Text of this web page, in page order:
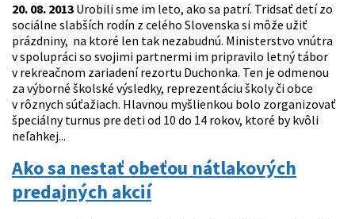
20. 08. 2013 Urobili sme im leto, ako sa patrí. Tridsať detí zo
sociálne slabších rodín z celého Slovenska si môže užiť
prázdniny, na ktoré len tak nezabudnú. Ministerstvo vnútra
v spolupráci so svojimi partnermi im pripravilo letný tábor
v rekreačnom zariadení rezortu Duchonka. Ten je odmenou
za výborné školské výsledky, reprezentáciu školy či obce
v rôznych súťažiach. Hlavnou myšlienkou bolo zorganizovať
špeciálny turnus pre deti od 10 do 14 rokov, ktoré by kvôli
neľahkej...
Ako sa nestať obeťou nátlakových
predajných akcií